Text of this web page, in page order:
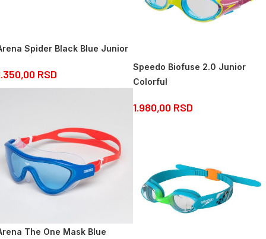
Spider Black Blue Junior
RSD
Speedo Biofuse 2.0 Junior
Colorful
1.980,00 RSD
The One Mask Blue